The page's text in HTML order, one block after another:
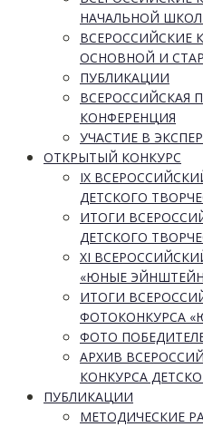
НАЧАЛЬНОЙ
ВСЕРОССИЙСКИЕ
ОСНОВНОЙ И
ПУБЛИКАЦИИ
ВСЕРОССИЙСКАЯ
КОНФЕРЕНЦИЯ
УЧАСТИЕ В
ОТКРЫТЫЙ КОНКУРС
IX
ДЕТСКОГО
ИТОГИ
ДЕТСКОГО
XI
«ЮНЫЕ
ИТОГИ
ФОТОКОНКУРСА
ФОТО
АРХИВ
КОНКУРСА
ПУБЛИКАЦИИ
МЕТОДИЧЕСКИЕ